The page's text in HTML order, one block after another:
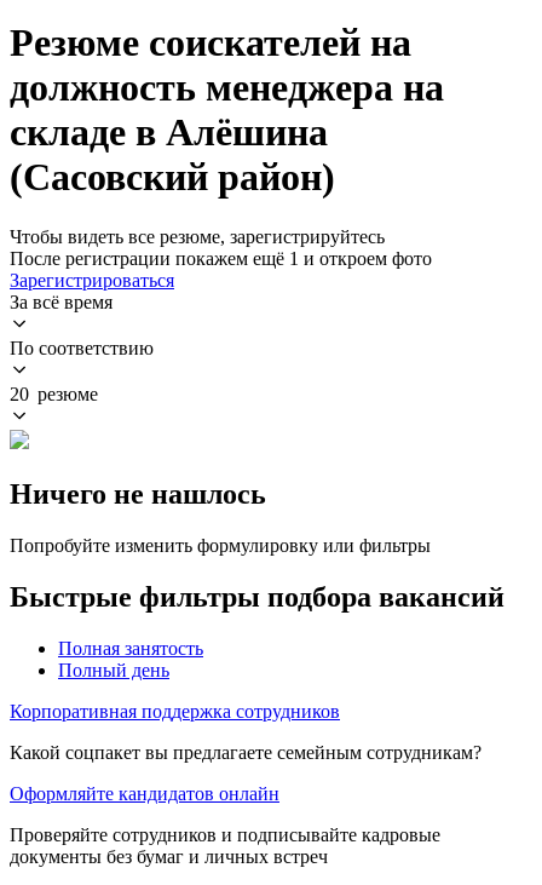
Резюме соискателей на
должность менеджера на
складе в Алёшина
(Сасовский район)
Чтобы видеть все резюме, зарегистрируйтесь
После регистрации покажем ещё 1 и откроем фото
Зарегистрироваться
За всё время
По соответствию
20 резюме
Ничего не нашлось
Попробуйте изменить формулировку или фильтры
Быстрые фильтры подбора вакансий
Полная занятость
Полный день
Корпоративная поддержка сотрудников
Какой соцпакет вы предлагаете семейным сотрудникам?
Оформляйте кандидатов онлайн
Проверяйте сотрудников и подписывайте кадровые
документы без бумаг и личных встреч